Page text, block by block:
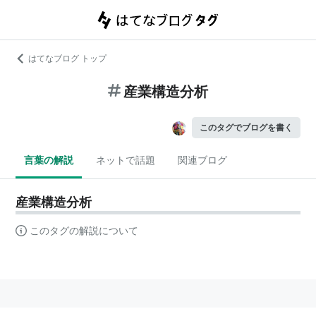
はてなブログ トップ
産業構造分析
このタグでブログを書く
言葉の解説 ネットで話題 関連ブログ
産業構造分析
このタグの解説について